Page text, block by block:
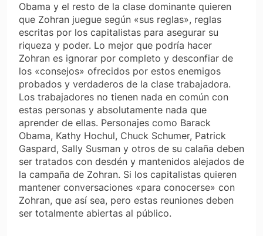
Obama y el resto de la clase dominante quieren
que Zohran juegue según «sus reglas», reglas
escritas por los capitalistas para asegurar su
riqueza y poder. Lo mejor que podría hacer
Zohran es ignorar por completo y desconfiar de
los «consejos» ofrecidos por estos enemigos
probados y verdaderos de la clase trabajadora.
Los trabajadores no tienen nada en común con
estas personas y absolutamente nada que
aprender de ellas. Personajes como Barack
Obama, Kathy Hochul, Chuck Schumer, Patrick
Gaspard, Sally Susman y otros de su calaña deben
ser tratados con desdén y mantenidos alejados de
la campaña de Zohran. Si los capitalistas quieren
mantener conversaciones «para conocerse» con
Zohran, que así sea, pero estas reuniones deben
ser totalmente abiertas al público.